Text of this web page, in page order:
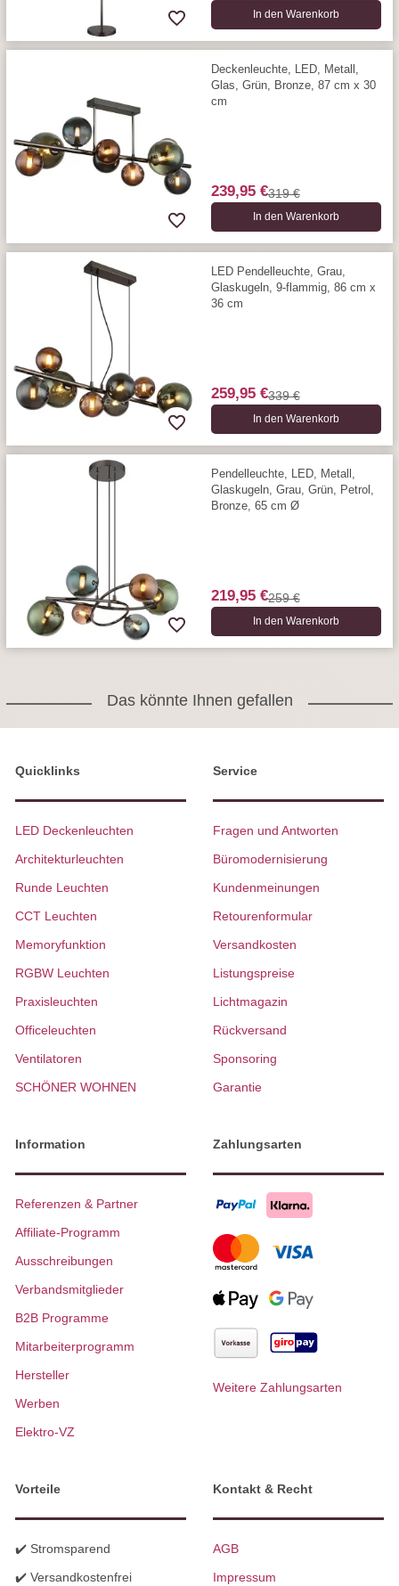
In den Warenkorb
Deckenleuchte, LED, Metall,
Glas, Grün, Bronze, 87 cm x 30
cm
239,95 €319 €
In den Warenkorb
LED Pendelleuchte, Grau,
Glaskugeln, 9-flammig, 86 cm x
36 cm
259,95 €339 €
In den Warenkorb
Pendelleuchte, LED, Metall,
Glaskugeln, Grau, Grün, Petrol,
Bronze, 65 cm Ø
219,95 €259 €
In den Warenkorb
Das könnte Ihnen gefallen
Quicklinks
LED Deckenleuchten
Architekturleuchten
Runde Leuchten
CCT Leuchten
Memoryfunktion
RGBW Leuchten
Praxisleuchten
Officeleuchten
Ventilatoren
SCHÖNER WOHNEN
Service
Fragen und Antworten
Büromodernisierung
Kundenmeinungen
Retourenformular
Versandkosten
Listungspreise
Lichtmagazin
Rückversand
Sponsoring
Garantie
Information
Referenzen & Partner
Affiliate-Programm
Ausschreibungen
Verbandsmitglieder
B2B Programme
Mitarbeiterprogramm
Hersteller
Werben
Elektro-VZ
Zahlungsarten
Weitere Zahlungsarten
Vorteile
✔️ Stromsparend
✔️ Versandkostenfrei
Kontakt & Recht
AGB
Impressum